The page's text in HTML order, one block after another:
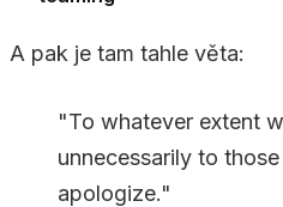
A pak je tam tahle věta:
"To whatever extent
unnecessarily to
apologize."